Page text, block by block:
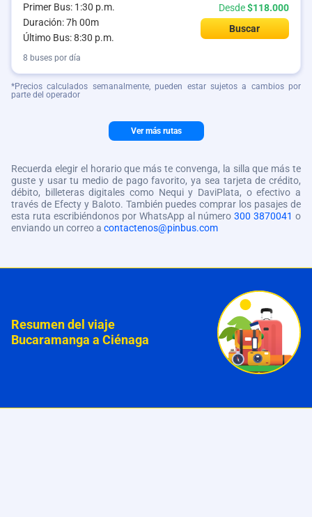
Primer Bus: 1:30 p.m.
Duración: 7h 00m
Último Bus: 8:30 p.m.
Desde$118.000
Buscar
8 buses por día
*Precios calculados semanalmente, pueden estar sujetos a cambios por
parte del operador
Ver más rutas
Recuerda elegir el horario que más te convenga, la silla que más te
guste y usar tu medio de pago favorito, ya sea tarjeta de crédito,
débito, billeteras digitales como Nequi y DaviPlata, o efectivo a
través de Efecty y Baloto. También puedes comprar los pasajes de
esta ruta escribiéndonos por WhatsApp al número 300 3870041 o
enviando un correo a contactenos@pinbus.com
Resumen del viaje
Bucaramanga a Ciénaga